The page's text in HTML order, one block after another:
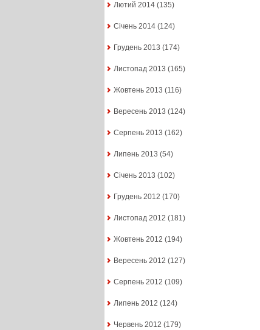
Лютий 2014(135)
Січень 2014(124)
Грудень 2013 (174)
Листопад 2013 (165)
Жовтень 2013 (116)
Вересень 2013 (124)
Серпень 2013 (162)
Липень 2013 (54)
Січень 2013 (102)
Грудень 2012 (170)
Листопад 2012 (181)
Жовтень 2012 (194)
Вересень 2012 (127)
Серпень 2012 (109)
Липень 2012 (124)
Червень 2012 (179)